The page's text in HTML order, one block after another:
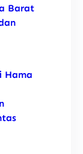
Barat
Hama